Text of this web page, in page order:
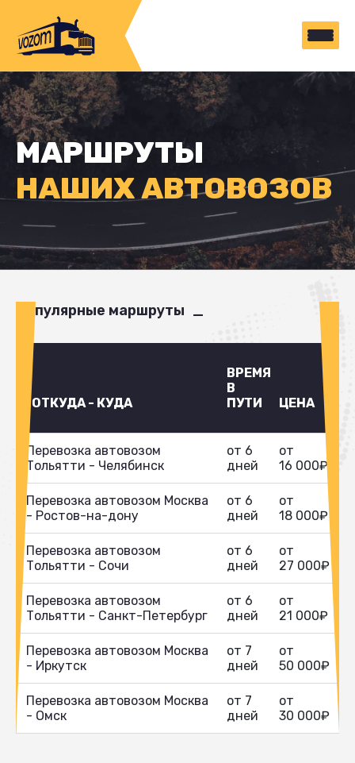
МАРШРУТЫ
НАШИХ АВТОВОЗОВ
Популярные маршруты
ОТКУДА - КУДА
ВРЕМЯ
В
ПУТИ
ЦЕНА
Перевозка автовозом
Тольятти - Челябинск
от 6
дней
от
16 000₽
Перевозка автовозом Москва
- Ростов-на-дону
от 6
дней
от
18 000₽
Перевозка автовозом
Тольятти - Сочи
от 6
дней
от
27 000₽
Перевозка автовозом
Тольятти - Санкт-Петербург
от 6
дней
от
21 000₽
Перевозка автовозом Москва
- Иркутск
от 7
дней
от
50 000₽
Перевозка автовозом Москва
- Омск
от 7
дней
от
30 000₽